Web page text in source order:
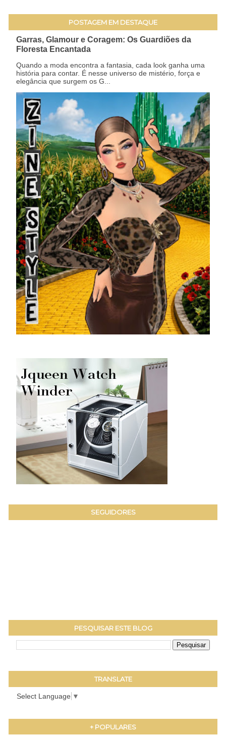
POSTAGEM EM DESTAQUE
Garras, Glamour e Coragem: Os Guardiões da
Floresta Encantada
Quando a moda encontra a fantasia, cada look ganha uma
história para contar. É nesse universo de mistério, força e
elegância que surgem os G...
SEGUIDORES
PESQUISAR ESTE BLOG
TRANSLATE
Select Language ▼
+ POPULARES